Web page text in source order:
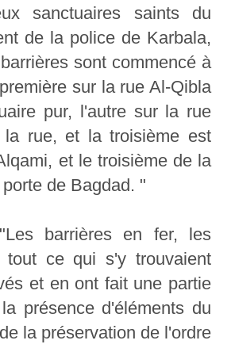
sanctuaires saints du
de la police de Karbala,
sont commencé à
sur la rue Al-Qibla
pur, l'autre sur la rue
la rue, et la troisième est
et le troisième de la
de Bagdad. "
barrières en fer, les
tout ce qui s'y trouvaient
et en ont fait une partie
présence d'éléments du
la préservation de l'ordre